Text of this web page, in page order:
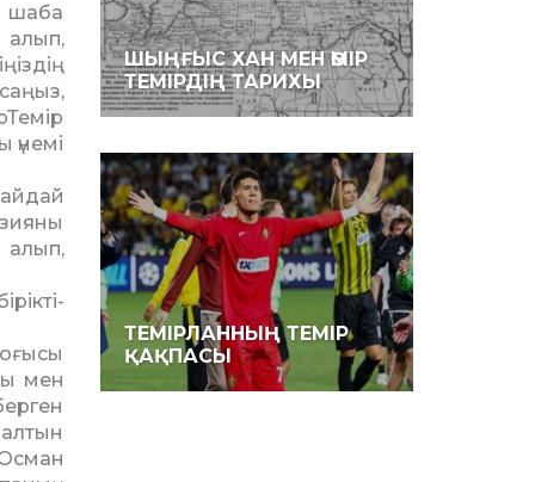
шаба
алып,
алып,
мен
ШЫҢҒЫС ХАН МЕН ӘМІР
ТЕМІРДІҢ ТАРИХЫ
ТЕМІРЛАННЫҢ ТЕМІР
ҚАҚПАСЫ